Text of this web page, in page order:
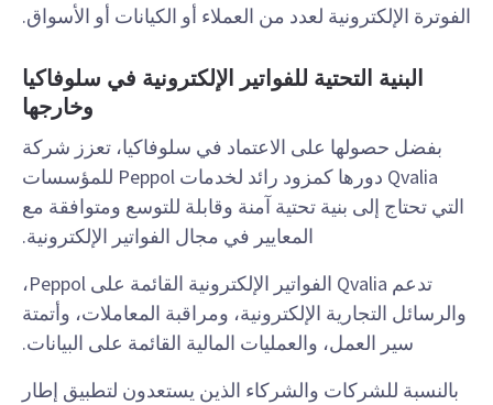
الفوترة الإلكترونية لعدد من العملاء أو الكيانات أو الأسواق.
البنية التحتية للفواتير الإلكترونية في سلوفاكيا
وخارجها
بفضل حصولها على الاعتماد في سلوفاكيا، تعزز شركة
Qvalia دورها كمزود رائد لخدمات Peppol للمؤسسات
التي تحتاج إلى بنية تحتية آمنة وقابلة للتوسع ومتوافقة مع
المعايير في مجال الفواتير الإلكترونية.
تدعم Qvalia الفواتير الإلكترونية القائمة على Peppol،
والرسائل التجارية الإلكترونية، ومراقبة المعاملات، وأتمتة
سير العمل، والعمليات المالية القائمة على البيانات.
بالنسبة للشركات والشركاء الذين يستعدون لتطبيق إطار